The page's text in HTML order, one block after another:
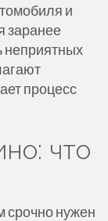
и
заранее
неприятных
процесс
что
срочно нужен